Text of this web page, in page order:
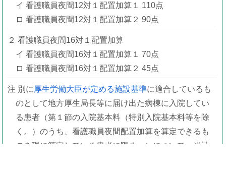
イ 看護職員夜間12対１配置加算１ 110点
ロ 看護職員夜間12対１配置加算２ 90点
２ 看護職員夜間16対１配置加算
イ 看護職員夜間16対１配置加算１ 70点
ロ 看護職員夜間16対１配置加算２ 45点
注 別に 厚生労働大臣が定める施設基準に適合しているも
のとして地方厚生局長等に届け出た病棟に入院してい
る患者（第１節の入院基本料（特別入院基本料等を除
く。）のうち、看護職員夜間配置加算を算定できるも
のを現に算定している患者に限る。）について、当該